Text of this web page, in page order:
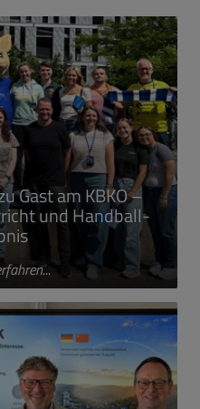
Gast am KBKO –
und Handball-